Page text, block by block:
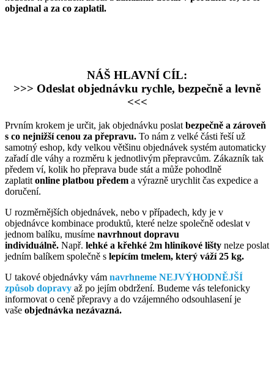
objednal a za co zaplatil.
NÁŠ HLAVNÍ CÍL:
>>> Odeslat objednávku rychle, bezpečně a levně
<<<
Prvním krokem je určit, jak objednávku poslat bezpečně a zároveň
s co nejnižší cenou za přepravu. To nám z velké části řeší už
samotný eshop, kdy velkou většinu objednávek systém automaticky
zařadí dle váhy a rozměru k jednotlivým přepravcům. Zákazník tak
předem ví, kolik ho přeprava bude stát a může pohodlně
zaplatit online platbou předem a výrazně urychlit čas expedice a
doručení.
U rozměrnějších objednávek, nebo v případech, kdy je v
objednávce kombinace produktů, které nelze společně odeslat v
jednom balíku, musíme navrhnout dopravu
individuálně. Např. lehké a křehké 2m hliníkové lišty nelze poslat
jedním balíkem společně s lepícím tmelem, který váží 25 kg.
U takové objednávky vám navrhneme NEJVÝHODNĚJŠÍ
způsob dopravy až po jejím obdržení. Budeme vás telefonicky
informovat o ceně přepravy a do vzájemného odsouhlasení je
vaše objednávka nezávazná.